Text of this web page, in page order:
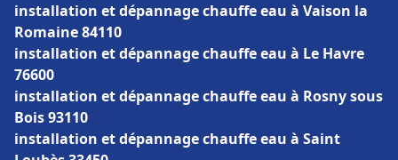
installation et dépannage chauffe eau à Vaison la
Romaine 84110
installation et dépannage chauffe eau à Le Havre
76600
installation et dépannage chauffe eau à Rosny sous
Bois 93110
installation et dépannage chauffe eau à Saint